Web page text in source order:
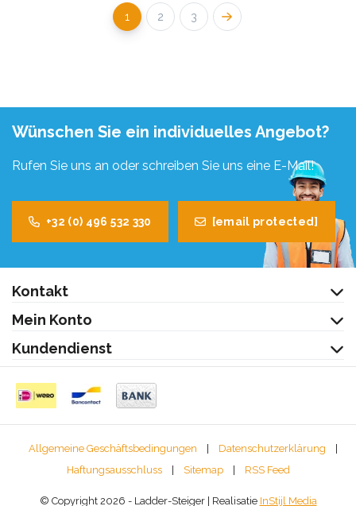
1 2 3
Wünschen Sie ein individuelles Angebot?
Rufen Sie uns an oder schreiben Sie uns eine E-Mail!
+32 (0) 496 532 330 [email protected]
Kontakt
Mein Konto
Kundendienst
Allgemeine Geschäftsbedingungen Datenschutzerklärung
Haftungsausschluss
Sitemap RSS Feed
© Copyright 2026 - Ladder-Steiger | Realisatie InStijl Media